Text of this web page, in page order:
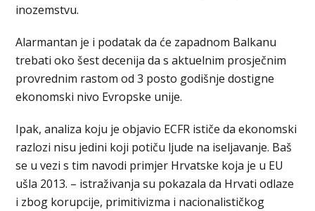
inozemstvu.
Alarmantan je i podatak da će zapadnom Balkanu
trebati oko šest decenija da s aktuelnim prosječnim
provrednim rastom od 3 posto godišnje dostigne
ekonomski nivo Evropske unije.
Ipak, analiza koju je objavio ECFR ističe da ekonomski
razlozi nisu jedini koji potiču ljude na iseljavanje. Baš
se u vezi s tim navodi primjer Hrvatske koja je u EU
ušla 2013. – istraživanja su pokazala da Hrvati odlaze
i zbog korupcije, primitivizma i nacionalističkog